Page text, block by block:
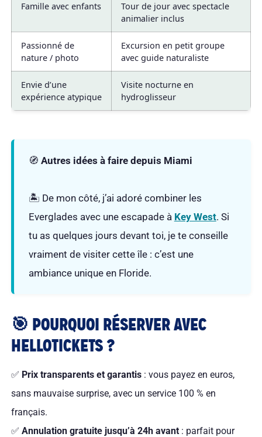
Famille avec enfants
Tour de jour avec spectacle
animalier inclus
Passionné de
nature / photo
Excursion en petit groupe
avec guide naturaliste
Envie d’une
expérience atypique
Visite nocturne en
hydroglisseur
🧭 Autres idées à faire depuis Miami
🏝️ De mon côté, j’ai adoré combiner les
Everglades avec une escapade à Key West. Si
tu as quelques jours devant toi, je te conseille
vraiment de visiter cette île : c’est une
ambiance unique en Floride.
🎯 POURQUOI RÉSERVER AVEC
HELLOTICKETS ?
✅ Prix transparents et garantis: vous payez en euros,
sans mauvaise surprise, avec un service 100 % en
français.
✅ Annulation gratuite jusqu’à 24h avant: parfait pour